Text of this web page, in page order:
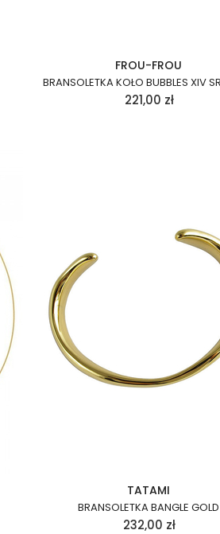
FROU-FROU
BRANSOLETKA KOŁO BUBBLES XIV
221,00 zł
TATAMI
BRANSOLETKA BANGLE GOLD
232,00 zł